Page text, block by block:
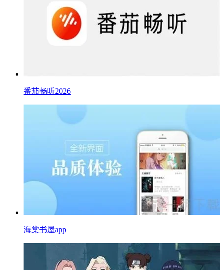
番茄畅听2026
海棠书屋app